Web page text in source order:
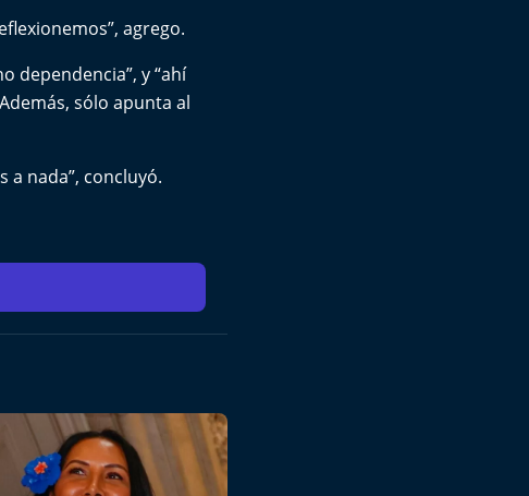
agrego.
dependencia”, y “ahí
sólo apunta al
a nada”, concluyó.